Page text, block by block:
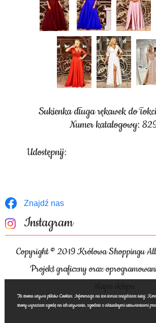
Sukienka długa rękawek do
Numer katalogowy:
Udostępnij:
Znajdź nas
Instagram
Copyright © 2019 Królowa Shoppingu
Projekt graficzny oraz
Ta strona używa plików Cookies. Informacje na ten temat znajdziesz tutaj.
strony wyrażasz zgodę na ich używanie, zgodnie z aktualnymi ustawieniami